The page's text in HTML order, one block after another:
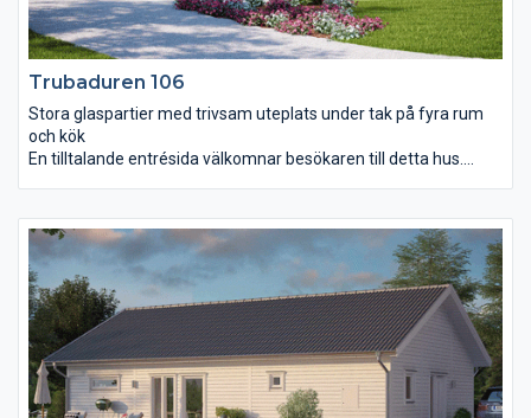
Trubaduren 106
Stora glaspartier med trivsam uteplats under tak på fyra rum
och kök
En tilltalande entrésida välkomnar besökaren till detta hus.
utnyttjade ytor. Kök och samvaroytor är vända mot entrésidan
och huset har dessutom bad, wc och en separat klädvård.
Genom vardagsrummet och ut över den taktäckta uteplatsen
löper ett ryggåstak som ger en härlig rymdkänsla i de centrala
delarna av huset.